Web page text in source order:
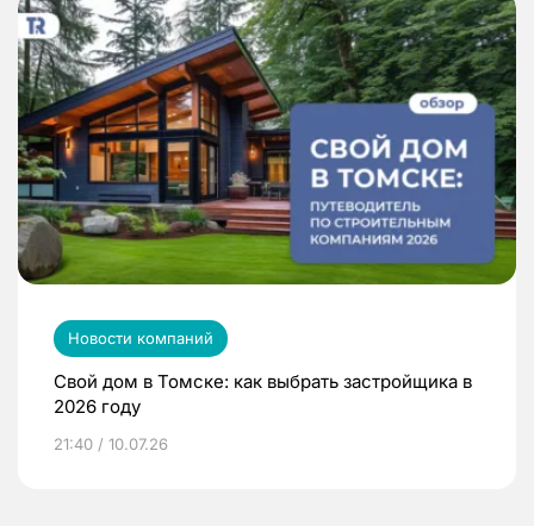
Новости компаний
Свой дом в Томске: как выбрать застройщика в
2026 году
21:40 / 10.07.26